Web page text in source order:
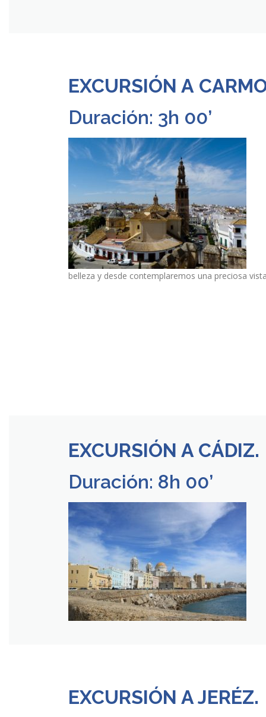
EXCURSIÓN A
Duración: 3h 00’
belleza y desde contemplaremos una preciosa
EXCURSIÓN A CÁDIZ.
Duración: 8h 00’
EXCURSIÓN A JERÉZ.